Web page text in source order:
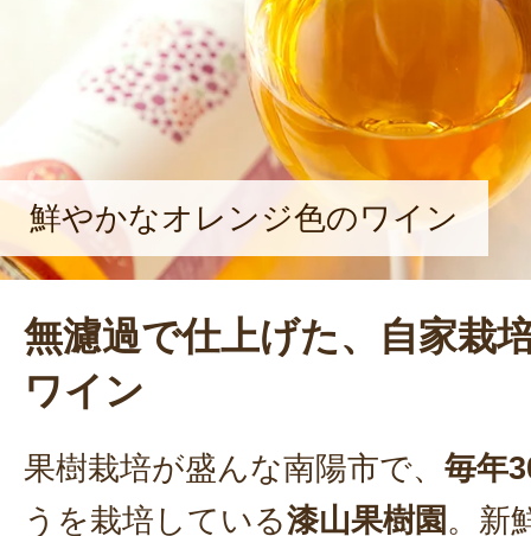
品開発に意欲的に取り組むなど、多
りは、「お客様に美味しいものを届
だけ。来ていただく方や、贈られた
った』の声が原動力ですね」と、笑
だった。
鮮やかなオレンジ色のワイン
無濾過で仕上げた、自家栽
ワイン
果樹栽培が盛んな南陽市で、 毎年
うを栽培している漆山果樹園 。新